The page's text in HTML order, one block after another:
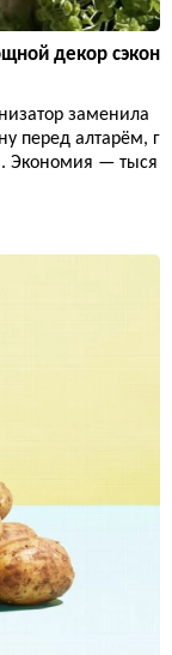
декор сэкон
заменила
перед алтарём, г
Экономия — тыся